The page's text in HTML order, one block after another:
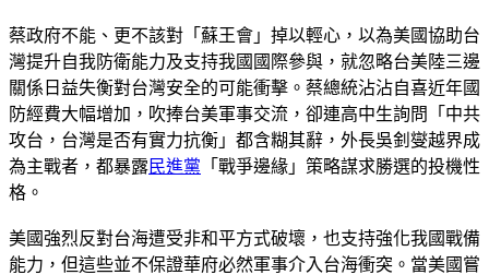
蔡政府不能、更不該對「蘇王會」掉以輕心，以為美國協助台
灣提升自我防衛能力及支持我國國際參與，就忽略台美陸三邊
關係日益失衡對台灣安全的可能衝擊。蔡總統沾沾自喜近年國
防經費大幅增加，吹捧台美軍事交流，卻連高中生詢問「中共
攻台，台灣是否有實力抗衡」都含糊其辭，外長吳釗燮越界成
為主戰者，都暴露民進黨 「戰爭邊緣」策略謀求勝選的投機性
格。
美國強烈反對台海遭受非和平方式破壞，也支持強化我國戰備
能力，但這些並不保證華府必然軍事介入台海衝突。當美國嘗